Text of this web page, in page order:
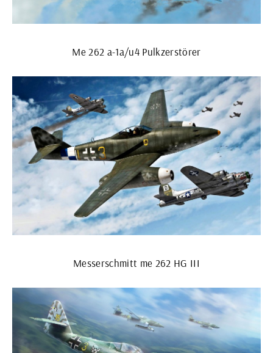
Me 262 a-1a/u4 Pulkzerstörer
Messerschmitt me 262 HG III